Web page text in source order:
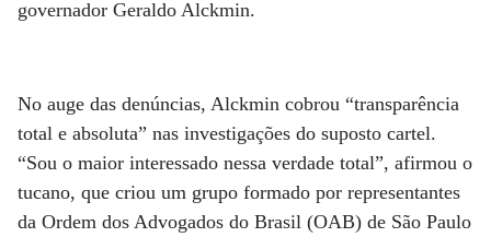
governador Geraldo Alckmin.
No auge das denúncias, Alckmin cobrou “transparência
total e absoluta” nas investigações do suposto cartel.
“Sou o maior interessado nessa verdade total”, afirmou o
tucano, que criou um grupo formado por representantes
da Ordem dos Advogados do Brasil (OAB) de São Paulo